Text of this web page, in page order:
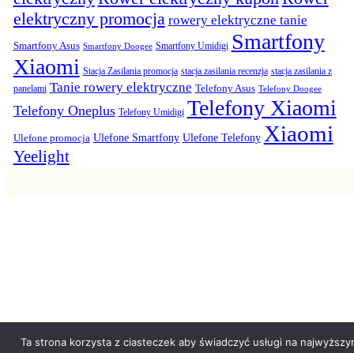
elektryczny promocja rowery elektryczne tanie
Smartfony Asus Smartfony Doogee Smartfony Umidigi Smartfony
Xiaomi Stacja Zasilania promocja stacja zasilania recenzja stacja zasilania z
panelami Tanie rowery elektryczne Telefony Asus Telefony Doogee
Telefony Oneplus Telefony Umidigi Telefony Xiaomi
Ulefone promocja Ulefone Smartfony Ulefone Telefony Xiaomi
Yeelight
Ta strona korzysta z ciasteczek aby świadczyć usługi na